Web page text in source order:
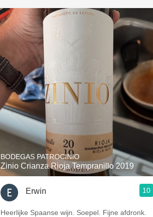
BODEGAS PATROCINIO
Zinio Crianza Rioja Tempranillo 2019
Erwin 10
Heerlijke Spaanse wijn. Soepel. Fijne afdronk.